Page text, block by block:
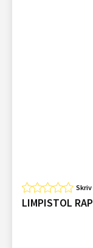
LIMPISTOL